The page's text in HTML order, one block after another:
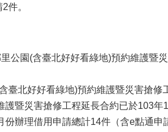
件。
公園(含臺北好好看綠地)預約維護暨
臺北好好看綠地)預約維護暨災害搶
護暨災害搶修工程延長合約已於103
份辦理借用申請總計14件（含e點通申